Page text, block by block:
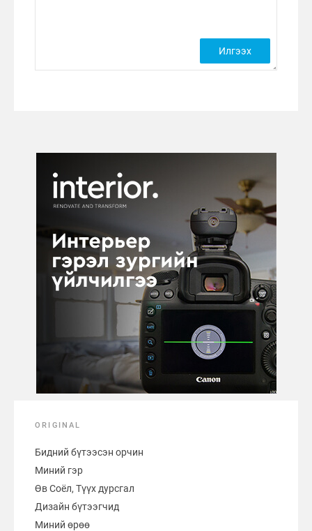
ORIGINAL
Бидний бүтээсэн орчин
Миний гэр
Өв Соёл, Түүх дурсгал
Дизайн бүтээгчид
Миний өрөө